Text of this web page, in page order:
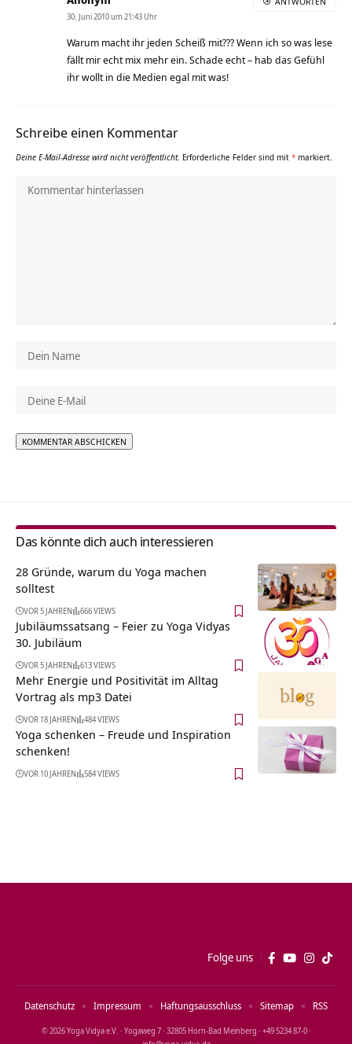
30. Juni 2010 um 21:43 Uhr
Warum macht ihr jeden Scheiß mit??? Wenn ich so was lese
fällt mir echt mix mehr ein. Schade echt – hab das Gefühl
ihr wollt in die Medien egal mit was!
Schreibe einen Kommentar
Deine E-Mail-Adresse wird nicht veröffentlicht. Erforderliche Felder sind mit * markiert.
Das könnte dich auch interessieren
28 Gründe, warum du Yoga machen
solltest
VOR 5 JAHREN 666 VIEWS
Jubiläumssatsang – Feier zu Yoga Vidyas
30. Jubiläum
VOR 5 JAHREN 613 VIEWS
Mehr Energie und Positivität im Alltag
Vortrag als mp3 Datei
VOR 18 JAHREN 484 VIEWS
Yoga schenken – Freude und Inspiration
schenken!
VOR 10 JAHREN 584 VIEWS
Folge uns
© 2026 Yoga Vidya e.V. · Yogaweg 7 · 32805 Horn‑Bad Meinberg · +49 5234 87‑0 ·
Datenschutz Impressum Haftungsausschluss Sitemap RSS